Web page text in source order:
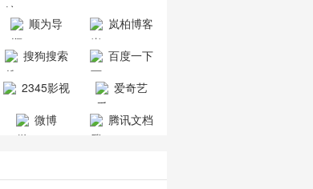
科技有限公
网
顺为导
航-办公运营
岚柏博客
搜狗搜索
百度一下
2345影视
大全
爱奇艺
VIP会员
微博 腾讯文档